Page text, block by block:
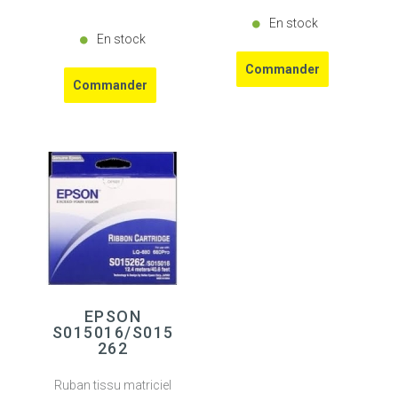
En stock
En stock
EPSON
S015016/S015
262
Ruban tissu matriciel